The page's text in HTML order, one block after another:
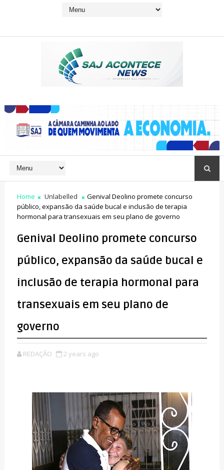
Home Unlabelled
Genival Deolino promete concurso
público, expansão da saúde bucal e inclusão de terapia
hormonal para transexuais em seu plano de governo
Genival Deolino promete concurso
público, expansão da saúde bucal e
inclusão de terapia hormonal para
transexuais em seu plano de
governo
REDAÇÃO 2 years ago